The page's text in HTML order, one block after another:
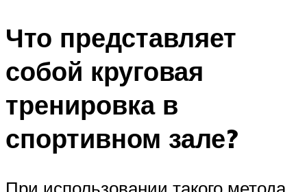
Что представляет
собой круговая
тренировка в
спортивном зале?